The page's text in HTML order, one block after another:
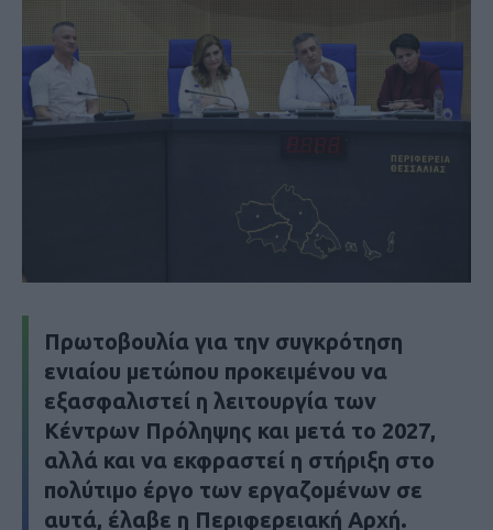
Πρωτοβουλία για την συγκρότηση
ενιαίου μετώπου προκειμένου να
εξασφαλιστεί η λειτουργία των
Κέντρων Πρόληψης και μετά το 2027,
αλλά και να εκφραστεί η στήριξη στο
πολύτιμο έργο των εργαζομένων σε
αυτά, έλαβε η Περιφερειακή Αρχή.